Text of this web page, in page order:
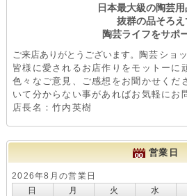
日本最大級の陶芸
抜群の品そろえ
陶芸ライフをサポ
ご来店ありがとうございます。 陶芸ショ
皆様に愛されるお店作りをモットーに
色々なご意見、ご感想をお聞かせくだ
いて分からない事があればお気軽にお
店長名：竹内英樹
営業日
2026年8月の営業日
日
月 火 水